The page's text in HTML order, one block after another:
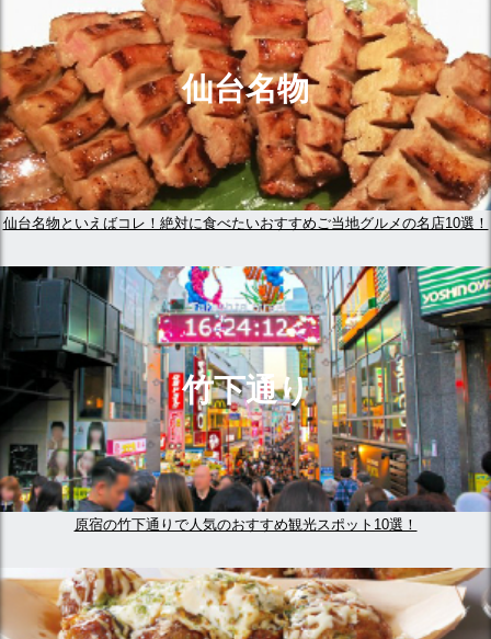
仙台名物
仙台名物といえばコレ！絶対に食べたいおすすめご当地グルメの名店10選！
竹下通り
原宿の竹下通りで人気のおすすめ観光スポット10選！